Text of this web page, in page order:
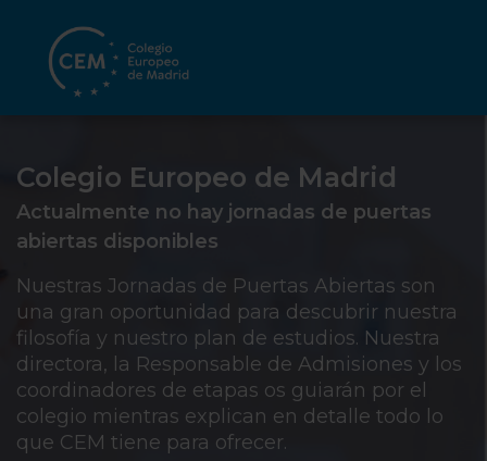
Colegio Europeo de Madrid
Actualmente no hay jornadas de puertas
abiertas disponibles
Nuestras Jornadas de Puertas Abiertas son
una gran oportunidad para descubrir nuestra
filosofía y nuestro plan de estudios. Nuestra
directora, la Responsable de Admisiones y los
coordinadores de etapas os guiarán por el
colegio mientras explican en detalle todo lo
que CEM tiene para ofrecer.